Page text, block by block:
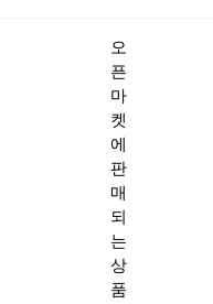
오
픈
마
켓
에
판
매
되
는
상
품